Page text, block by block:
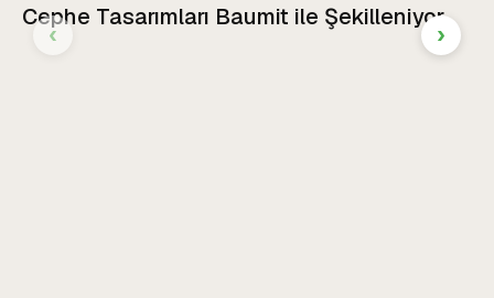
Cephe Tasarımları Baumit ile Şekilleniyor